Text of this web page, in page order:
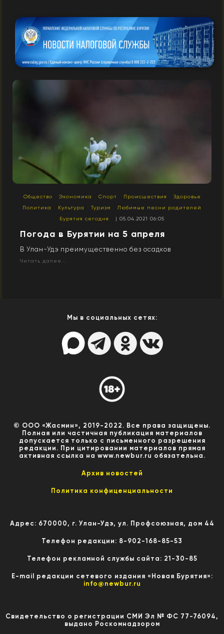
Общество Экономика Спорт Происшествия
Здоровье
Политика
Культура Туризм
Любимые песни родителей
Бурятия сегодня
| 05.04.2021 06:05
Погода в Бурятии на 5 апреля
В Улан-Удэ преимущественно без осадков
Читать далее...
Мы в социальных сетях:
© ООО «Жасмин», 2019-2022. Все права защищены.
Полная или частичная публикация материалов
допускается только с письменного разрешения
редакции. При цитировании материалов прямая
активная ссылка на www.newbur.ru обязательна.
Архив новостей
Политика конфиценциальности
Адрес: 670000, г. Улан-Удэ, ул. Профсоюзная, дом 44
Телефон редакции: 8-902-168-85-53
Телефон рекламной службы сайта: 21-30-85
E-mail редакции сетевого издания «Новая Бурятия»:
info@newbur.ru
Свидетельство о регистрации СМИ Эл № ФС 77-76094,
выдано Роскомнадзором